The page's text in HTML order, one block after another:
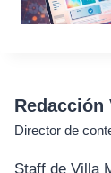
Redacción
Director de
Staff de Villa